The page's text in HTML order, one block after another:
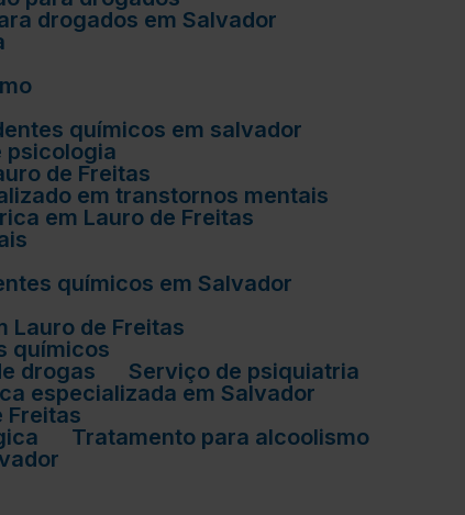
drogados em Salvador
químicos em salvador
psicologia
de Freitas
em transtornos mentais
em Lauro de Freitas
químicos em Salvador
Lauro de Freitas
químicos
drogas
Serviço de psiquiatria
especializada em Salvador
Freitas
Tratamento para alcoolismo